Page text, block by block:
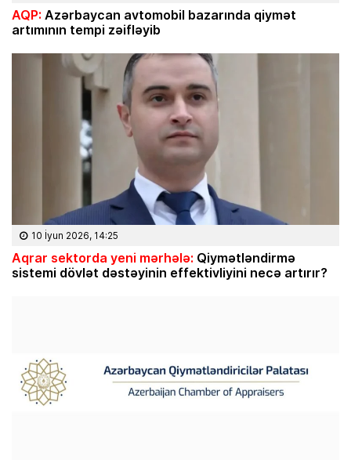
AQP: Azərbaycan avtomobil bazarında qiymət
artımının tempi zəifləyib
10 İyun 2026, 14:25
Aqrar sektorda yeni mərhələ: Qiymətləndirmə
sistemi dövlət dəstəyinin effektivliyini necə artırır?